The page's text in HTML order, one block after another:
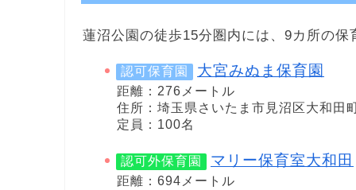
蓮沼公園の徒歩15分圏内には、9カ所の保
認可保育園 大宮みぬま保育園
距離：276メートル
住所：埼玉県さいたま市見沼区大和田
定員：100名
認可外保育園 マリー保育室大和田
距離：694メートル